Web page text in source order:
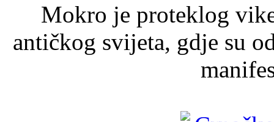
Mokro je proteklog
antičkog svijeta, gdje su